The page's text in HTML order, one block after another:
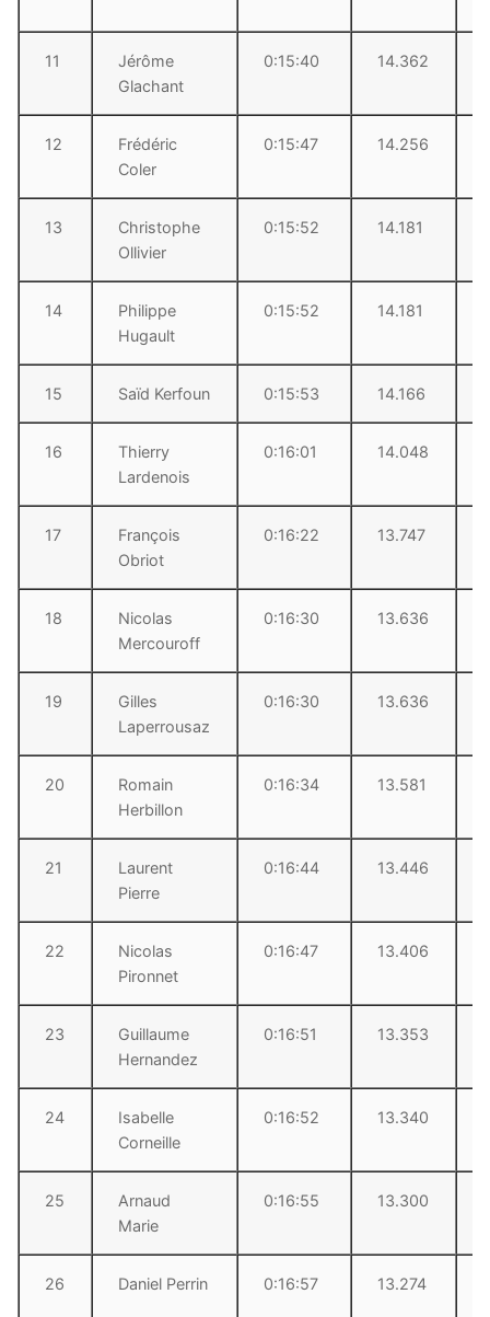
11
Jérôme
Glachant
0:15:40 14.362
12
Frédéric
Coler
0:15:47 14.256
13
Christophe
Ollivier
0:15:52 14.181
14
Philippe
Hugault
0:15:52 14.181
15 Saïd Kerfoun 0:15:53 14.166
16
Thierry
Lardenois
0:16:01 14.048
17
François
Obriot
0:16:22 13.747
18
Nicolas
Mercouroff
0:16:30 13.636
19
Gilles
Laperrousaz
0:16:30 13.636
20
Romain
Herbillon
0:16:34 13.581
21
Laurent
Pierre
0:16:44 13.446
22
Nicolas
Pironnet
0:16:47 13.406
23
Guillaume
Hernandez
0:16:51 13.353
24
Isabelle
Corneille
0:16:52 13.340
25
Arnaud
Marie
0:16:55 13.300
26 Daniel Perrin 0:16:57 13.274